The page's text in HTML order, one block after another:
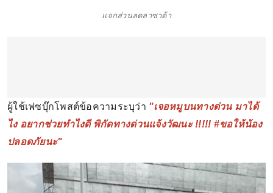
แจกส่วนลดลาซาด้า
ผู้ใช้เฟซบุ๊กโพสต์ข้อความระบุว่า "เจอหมูบนทางด่วน มาได้
ไง อยากช่วยทำไงดี พิกัดทางด่วนแจ้งวัฒนะ !!!!! #ขอให้น้อง
ปลอดภัยนะ"